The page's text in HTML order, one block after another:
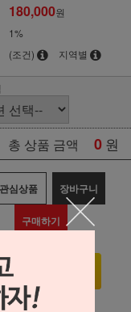
180,000원
1%
(조건) 지역별
총 상품 금액 0 원
관심상품 장바구니
구매하기